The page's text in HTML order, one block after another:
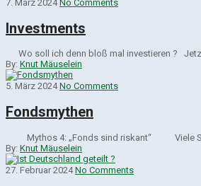
7. März 2024 No Comments
Investments
Wo soll ich denn bloß mal investieren ?
By: Knut Mäuselein
5. März 2024 No Comments
Fondsmythen
Mythos 4: „Fonds sind riskant“ Viele
By: Knut Mäuselein
27. Februar 2024 No Comments